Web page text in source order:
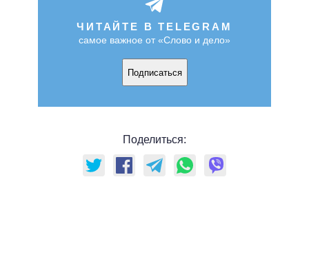
ЧИТАЙТЕ В TELEGRAM
самое важное от «Слово и дело»
Подписаться
Поделиться: